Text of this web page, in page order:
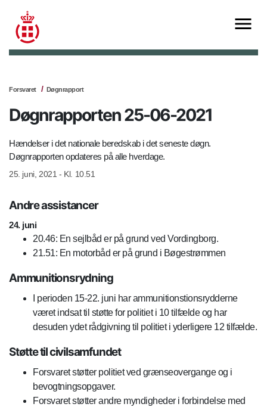
Forsvaret Døgnrapport
Døgnrapporten 25-06-2021
Hændelser i det nationale beredskab i det seneste døgn.
Døgnrapporten opdateres på alle hverdage.
25. juni, 2021 - Kl. 10.51
Andre assistancer
24. juni
20.46: En sejlbåd er på grund ved Vordingborg.
21.51: En motorbåd er på grund i Bøgestrømmen
Ammunitionsrydning
I perioden 15-22. juni har ammunitionstionsrydderne
været indsat til støtte for politiet i 10 tilfælde og har
desuden ydet rådgivning til politiet i yderligere 12 tilfælde.
Støtte til civilsamfundet
Forsvaret støtter politiet ved grænseovergange og i
bevogtningsopgaver.
Forsvaret støtter andre myndigheder i forbindelse med